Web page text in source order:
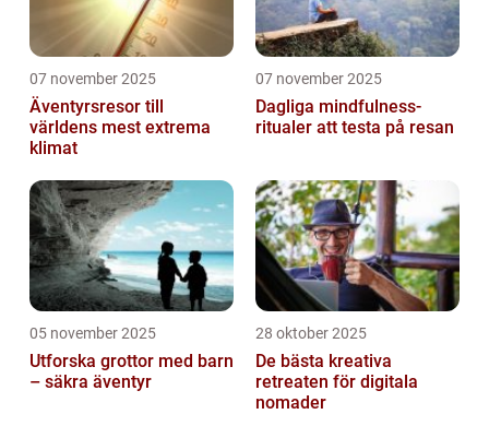
07 november 2025
Äventyrsresor till
världens mest extrema
klimat
07 november 2025
Dagliga mindfulness-
ritualer att testa på resan
05 november 2025
Utforska grottor med barn
– säkra äventyr
28 oktober 2025
De bästa kreativa
retreaten för digitala
nomader